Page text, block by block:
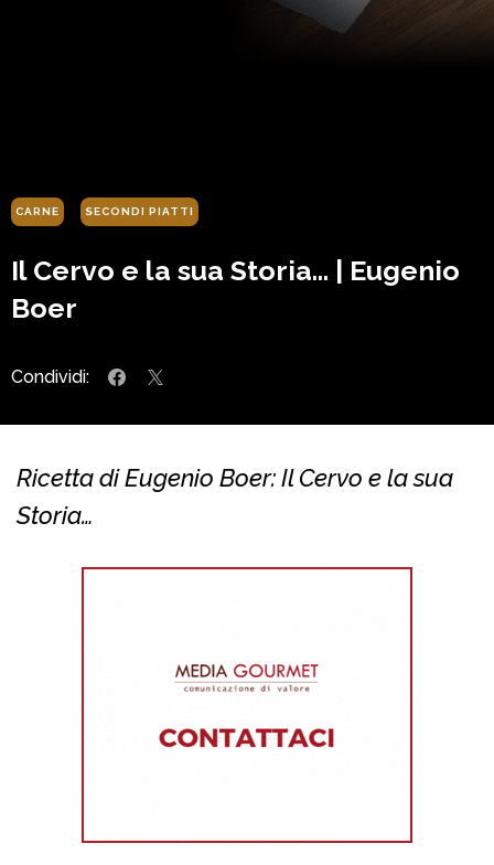
CARNE SECONDI PIATTI
Il Cervo e la sua Storia… | Eugenio
Boer
Condividi:
Ricetta di Eugenio Boer: Il Cervo e la sua
Storia…